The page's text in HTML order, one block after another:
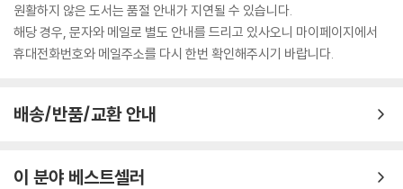
원활하지 않은 도서는 품절 안내가 지연될 수 있습니다.
해당 경우, 문자와 메일로 별도 안내를 드리고 있사오니 마이페이지에서
휴대전화번호와 메일주소를 다시 한번 확인해주시기 바랍니다.
배송/반품/교환 안내
이 분야 베스트셀러